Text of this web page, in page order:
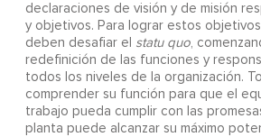
declaraciones de visión y de misión
y objetivos. Para lograr estos
deben desafiar el statu quo,
redefinición de las funciones y
todos los niveles de la organización.
comprender su función para que el
trabajo pueda cumplir con las
planta puede alcanzar su máximo